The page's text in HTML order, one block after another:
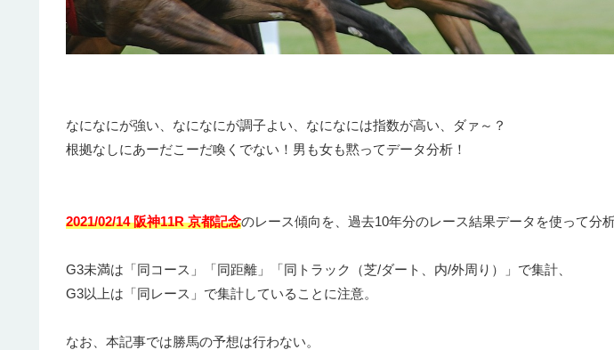
なになにが強い、なになにが調子よい、なになには指数が高い、ダァ～？
根拠なしにあーだこーだ喚くでない！男も女も黙ってデータ分析！
2021/02/14 阪神11R 京都記念のレース傾向を、過去10年分のレース結果データを使って分析
G3未満は「同コース」「同距離」「同トラック（芝/ダート、内/外周り）」で集計、
G3以上は「同レース」で集計していることに注意。
なお、本記事では勝馬の予想は行わない。